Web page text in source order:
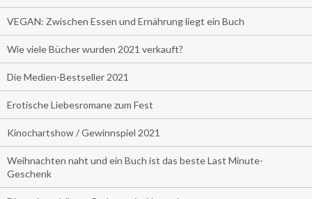
VEGAN: Zwischen Essen und Ernährung liegt ein Buch
Wie viele Bücher wurden 2021 verkauft?
Die Medien-Bestseller 2021
Erotische Liebesromane zum Fest
Kinochartshow / Gewinnspiel 2021
Weihnachten naht und ein Buch ist das beste Last Minute-
Geschenk